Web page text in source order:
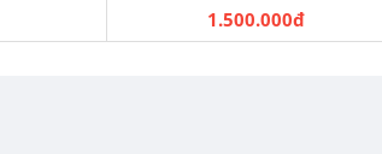
1.500.000đ